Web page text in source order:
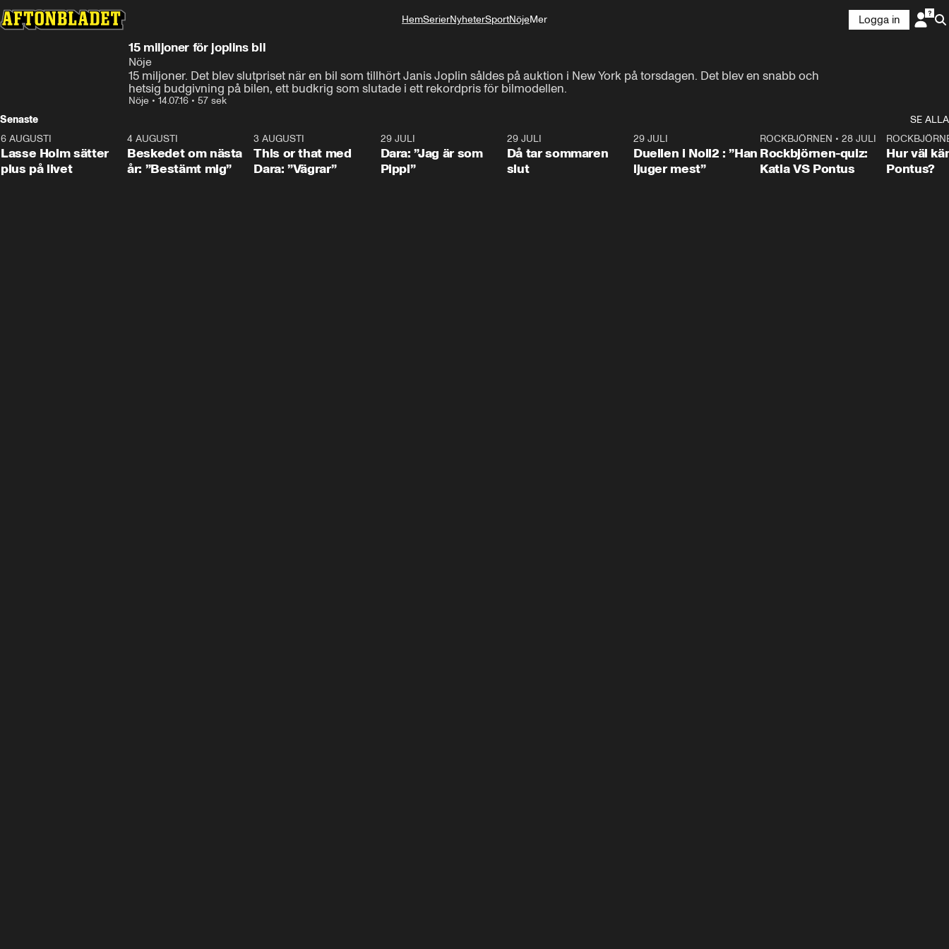
HemSerierNyheterSportNöjeMer
Logga in
15 miljoner för joplins bil
Nöje
15 miljoner. Det blev slutpriset när en bil som tillhört Janis Joplin såldes på auktion i New York på torsdagen. Det blev en snabb och
hetsig budgivning på bilen, ett budkrig som slutade i ett rekordpris för bilmodellen.
Nöje • 14.07.16 • 57 sek
Senaste
SE ALLA
1:04
6 AUGUSTI
Lasse Holm sätter
plus på livet
0:24
4 AUGUSTI
Beskedet om nästa
år: ”Bestämt mig”
3 AUGUSTI
This or that med
Dara: ”Vägrar”
29 JULI
Dara: ”Jag är som
Pippi”
29 JULI
Då tar sommaren
slut
29 JULI
Duellen i Noll2 : ”Han
ljuger mest”
0:15
ROCKBJÖRNEN •28 JULI
Rockbjörnen-quiz:
Katia VS Pontus
Hur väl
Pontus?